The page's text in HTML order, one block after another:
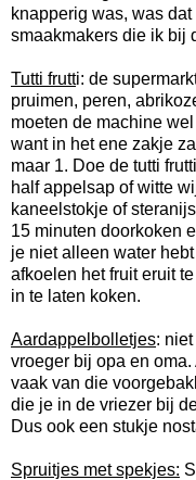
knapperig was, was
smaakmakers die ik bij
Tutti frutti: de
pruimen, peren,
moeten de machine
want in het ene zakje
maar 1. Doe de tutti
half appelsap of witte
kaneelstokje of
15 minuten doorkoken
je niet alleen water
afkoelen het fruit eruit
in te laten koken.
Aardappelbolletjes:
vroeger bij opa en
vaak van die
die je in de vriezer bij
Dus ook een stukje
Spruitjes met spekjes: